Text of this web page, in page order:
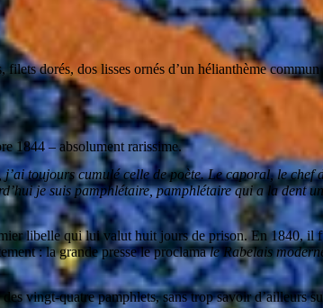
dorés, dos lisses ornés d’un hélianthème
1844 – absolument rarissime.
toujours cumulé celle de poète. Le caporal, le chef
je suis pamphlétaire, pamphlétaire qui a la dent
libelle qui lui valut huit jours de prison. En 1840, il
: la grande presse le proclamale Rabelais
vingt-quatre pamphlets, sans trop savoir d’ailleurs